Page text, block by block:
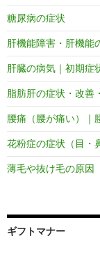
糖尿病の症状
肝機能障害・肝機能
肝臓の病気｜初期症
脂肪肝の症状・改善
腰痛（腰が痛い）｜
花粉症の症状（目・
薄毛や抜け毛の原因
ギフトマナー